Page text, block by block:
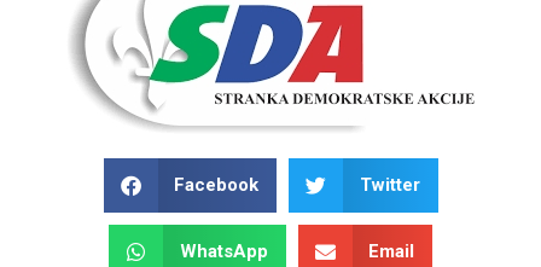
Facebook Twitter
WhatsApp Email